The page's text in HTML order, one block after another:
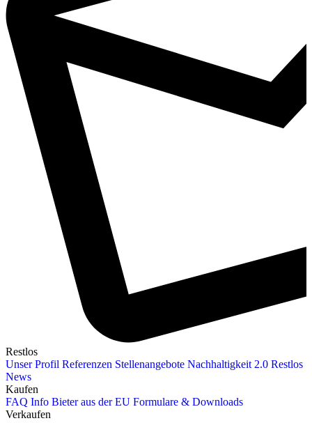
Restlos
Unser Profil Referenzen Stellenangebote Nachhaltigkeit 2.0 Restlos
News
Kaufen
FAQ Info Bieter aus der EU Formulare & Downloads
Verkaufen